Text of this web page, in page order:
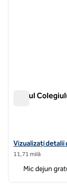
Parcul
Vizualizați
Vizualizați detalii
11,71 milă
Mic dejun